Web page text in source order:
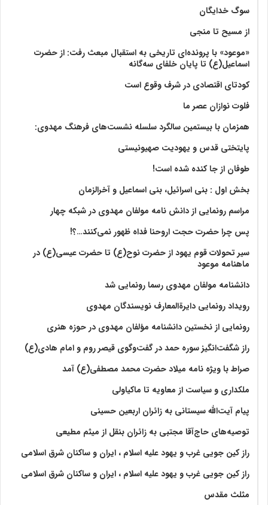
سوگ خدایگان
از مسیح تا منجی
«موعود» با پرونده‌ای تاریخی به استقبال مبعث رفت: از حضرت
اسماعیل(ع) تا پایان خلفای سه‌گانه
کودتای اقتصادی در شرف وقوع است
فلوت نوازان عصر ما
همزمان با بیستمین سالگرد سلسله نشست‌های فرهنگ مهدوی:‌
پایتختی قدس و یهودیت صهیونیستی
طوفان از جا کنده شده است!
بخش اول : بنی اسرائیل، بنی اسماعیل و آخرالزمان
مراسم رونمایی از دانش نامه مولفان مهدوی در شبکه چهار
پس چرا حضرت حجت اروحنا فداه ظهور نمی‌کنند…؟!
سیر تحولات قوم یهود از حضرت نوح(ع) تا حضرت عیسی(ع) در
ماهنامه موعود
دانشنامه مولفان مهدوی رسما رونمایی شد
رویداد رونمایی دایرةالمعارف نویسندگان مهدوی
رونمایی از نخستین دانشنامه مؤلفان مهدوی در حوزه هنری
راز شگفت‌انگیز سوره حمد در گفت‌وگوی قیصر روم و امام هادی(ع)
صراط با ویژه نامه میلاد حضرت محمد مصطفی(ع) آمد
ملکداری و سیاست از معاویه تا ماکیاولی
پیام آیت‌الله سیستانی به زائران اربعین حسینی
توصیه‌های حاج‌آقا مجتبی به زائران بنقل از میثم مطیعی
راز کین جویی غرب و یهود علیه اسلام ، ایران و ساکنان شرق اسلامی
راز کین جویی غرب و یهود علیه اسلام ، ایران و ساکنان شرق اسلامی
مثلث مقدس